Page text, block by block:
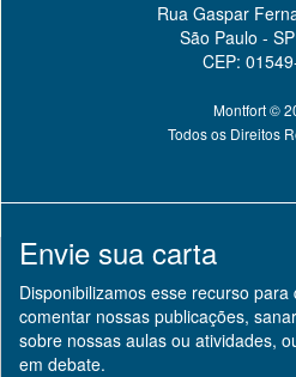
Rua Gaspar
São Paulo -
CEP:
Montfort ©
Todos os Direitos
Envie sua carta
Disponibilizamos esse recurso
comentar nossas publicações,
sobre nossas aulas ou atividades,
em debate.